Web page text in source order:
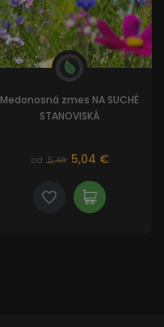
Medonosná zmes NA SUCHÉ
STANOVISKÁ
od 5,48 5,04 €